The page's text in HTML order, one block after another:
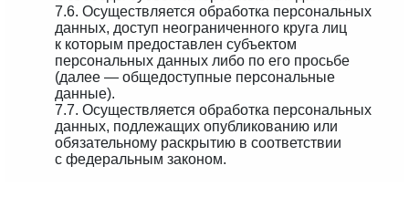
7.6. Осуществляется обработка персональных
данных, доступ неограниченного круга лиц
к которым предоставлен субъектом
персональных данных либо по его просьбе
(далее — общедоступные персональные
данные).
7.7. Осуществляется обработка персональных
данных, подлежащих опубликованию или
обязательному раскрытию в соответствии
с федеральным законом.